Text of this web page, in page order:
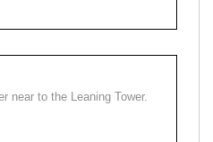
near to the Leaning Tower.